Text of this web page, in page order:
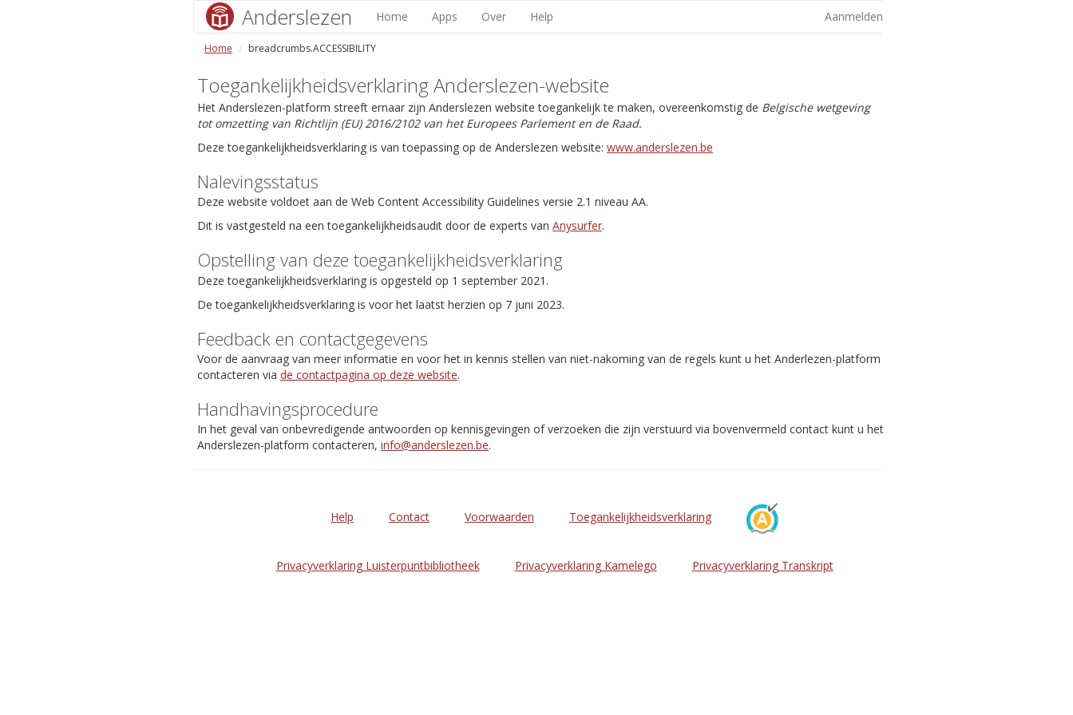
Anderslezen Home Apps Over Help Aanmelden
Home breadcrumbs.ACCESSIBILITY
Toegankelijkheidsverklaring Anderslezen-website
Het Anderslezen-platform streeft ernaar zijn Anderslezen website toegankelijk te maken, overeenkomstig de Belgische wetgeving
tot omzetting van Richtlijn (EU) 2016/2102 van het Europees Parlement en de Raad.
Deze toegankelijkheidsverklaring is van toepassing op de Anderslezen website: www.anderslezen.be
Nalevingsstatus
Deze website voldoet aan de Web Content Accessibility Guidelines versie 2.1 niveau AA.
Dit is vastgesteld na een toegankelijkheidsaudit door de experts van Anysurfer.
Opstelling van deze toegankelijkheidsverklaring
Deze toegankelijkheidsverklaring is opgesteld op 1 september 2021.
De toegankelijkheidsverklaring is voor het laatst herzien op 7 juni 2023.
Feedback en contactgegevens
Voor de aanvraag van meer informatie en voor het in kennis stellen van niet-nakoming van de regels kunt u het Anderlezen-platform
contacteren via de contactpagina op deze website.
Handhavingsprocedure
In het geval van onbevredigende antwoorden op kennisgevingen of verzoeken die zijn verstuurd via bovenvermeld contact kunt u het
Anderslezen-platform contacteren, info@anderslezen.be.
Help Contact Voorwaarden Toegankelijkheidsverklaring
Privacyverklaring Luisterpuntbibliotheek Privacyverklaring Kamelego Privacyverklaring Transkript